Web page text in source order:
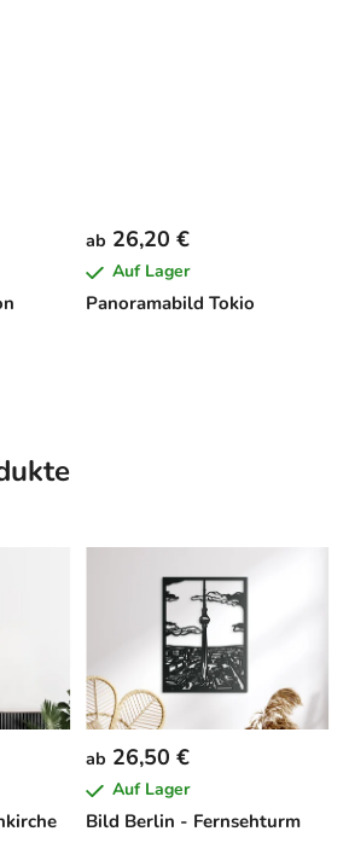
Panoramabild Tokio
ab 26,20 €
Auf Lager
Bild Berlin - Fernsehturm
ab 26,50 €
Auf Lager